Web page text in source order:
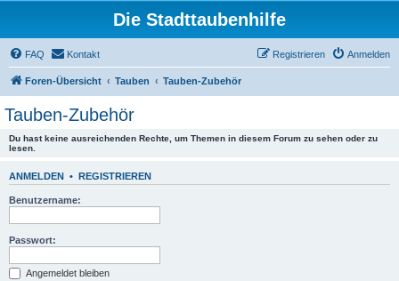
Die Stadttaubenhilfe
FAQ Kontakt Anmelden
Registrieren
Foren-Übersicht Tauben Tauben-Zubehör
Tauben-Zubehör
Du hast keine ausreichenden Rechte, um Themen in diesem Forum zu sehen oder zu
lesen.
ANMELDEN • REGISTRIEREN
Benutzername:
Passwort:
Angemeldet bleiben